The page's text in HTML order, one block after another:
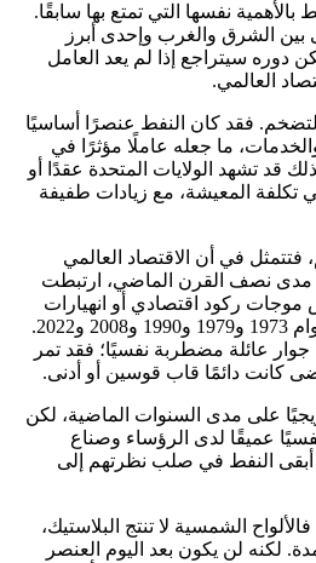
نفسها التي تمتع بها سابقًا.
بين الشرق والغرب وإحدى أبرز
دوره سيتراجع إذا لم يعد العامل
العالمي.
فقد كان النفط عنصرًا أساسيًا
ما جعله عاملًا مؤثرًا في
قد تشهد الولايات المتحدة عقدًا أو
تكلفة المعيشة، مع زيادات طفيفة
فتتمثل في أن الاقتصاد العالمي
مدى نصف القرن الماضي، ارتبطت
موجات ركود اقتصادي أو انهيارات
كبيرة في أسواق الأسهم، أعوام 1973 و1979 و1990 و2008 و2022.
عائلة مضطربة نفسيًا؛ فقد تمر
كانت دائمًا قاب قوسين أو أدنى.
على مدى السنوات الماضية، لكن
عميقًا لدى الرؤساء وصناع
أبقى النفط في صلب نظرتهم إلى
الشمسية لا تنتج البلاستيك،
لكنه لن يكون بعد اليوم العنصر